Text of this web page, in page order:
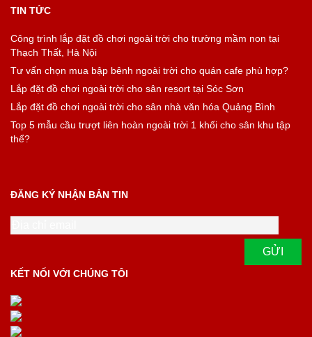
TIN TỨC
Công trình lắp đặt đồ chơi ngoài trời cho trường mầm non tại
Thạch Thất, Hà Nội
Tư vấn chọn mua bập bênh ngoài trời cho quán cafe phù hợp?
Lắp đặt đồ chơi ngoài trời cho sân resort tại Sóc Sơn
Lắp đặt đồ chơi ngoài trời cho sân nhà văn hóa Quảng Bình
Top 5 mẫu cầu trượt liên hoàn ngoài trời 1 khối cho sân khu tập
thể?
ĐĂNG KÝ NHẬN BẢN TIN
KẾT NỐI VỚI CHÚNG TÔI